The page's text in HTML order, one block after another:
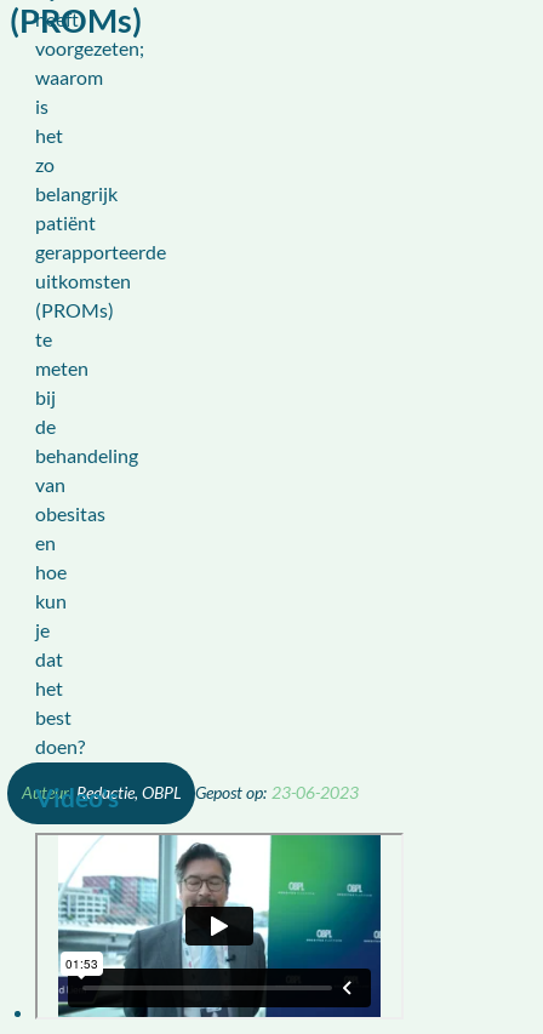
(PROMs)
Redactie, OBPL 23-06-2023
heeft
voorgezeten;
waarom
is
het
zo
belangrijk
patiënt
gerapporteerde
uitkomsten
(PROMs)
te
meten
bij
de
behandeling
van
obesitas
en
hoe
kun
je
dat
het
best
doen?
Video's